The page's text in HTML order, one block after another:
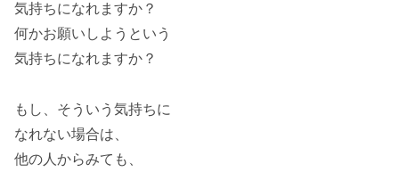
気持ちになれますか？
何かお願いしようという
気持ちになれますか？
もし、そういう気持ちに
なれない場合は、
他の人からみても、